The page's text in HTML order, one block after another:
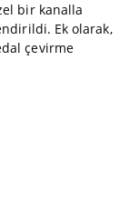
bir kanalla
Ek olarak,
çevirme